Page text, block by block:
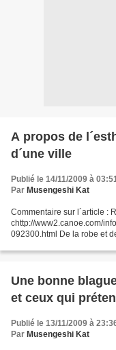
A propos de
d´une ville
Publié le 14/11/2009 à
Par Musengeshi Kat
Commentaire sur l´article :
chttp://www2.canoe.com/
092300.html De la robe et
Une bonne
et ceux qui
Publié le 13/11/2009 à
Par Musengeshi Kat